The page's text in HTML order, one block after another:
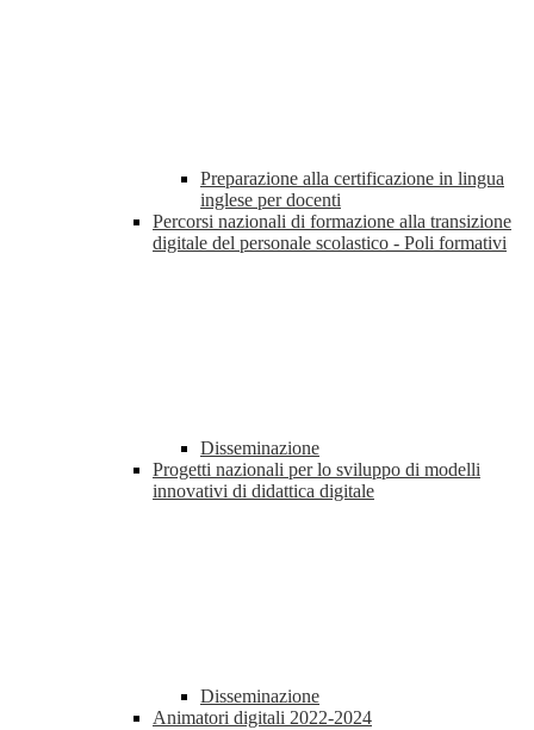
Preparazione alla certificazione in lingua
inglese per docenti
Percorsi nazionali di formazione alla transizione
digitale del personale scolastico - Poli formativi
Disseminazione
Progetti nazionali per lo sviluppo di modelli
innovativi di didattica digitale
Disseminazione
Animatori digitali 2022-2024